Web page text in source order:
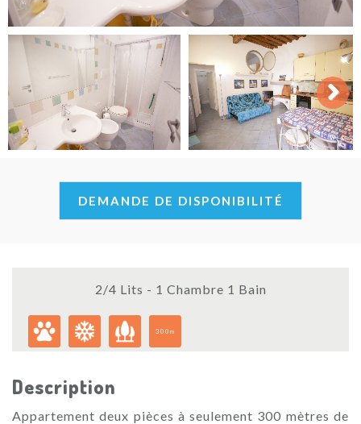
Next
DEMANDE DE DISPONIBILITÉ
2/4 Lits - 1 Chambre 1 Bain
300m
Description
Appartement deux pièces à seulement 300 mètres de